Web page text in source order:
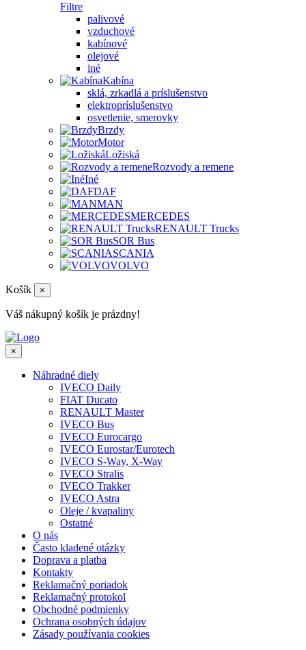
Filtre
palivové
vzduchové
kabínové
olejové
iné
Kabína
sklá, zrkadlá a príslušenstvo
elektropríslušenstvo
osvetlenie, smerovky
Brzdy
Motor
Ložiská
Rozvody a remene
Iné
DAF
MAN
MERCEDES
RENAULT Trucks
SOR Bus
SCANIA
VOLVO
Košík ×
Váš nákupný košík je prázdny!
×
Náhradné diely
IVECO Daily
FIAT Ducato
RENAULT Master
IVECO Bus
IVECO Eurocargo
IVECO Eurostar/Eurotech
IVECO S-Way, X-Way
IVECO Stralis
IVECO Trakker
IVECO Astra
Oleje / kvapaliny
Ostatné
O nás
Často kladené otázky
Doprava a platba
Kontakty
Reklamačný poriadok
Reklamačný protokol
Obchodné podmienky
Ochrana osobných údajov
Zásady používania cookies